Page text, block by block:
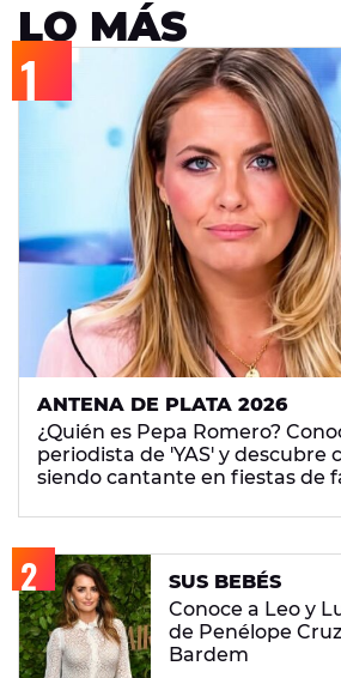
LO MÁS
ANTENA DE PLATA 2026
¿Quién es Pepa Romero?
periodista de 'YAS' y descubre
siendo cantante en fiestas de
SUS BEBÉS
Conoce a Leo y
de Penélope
Bardem